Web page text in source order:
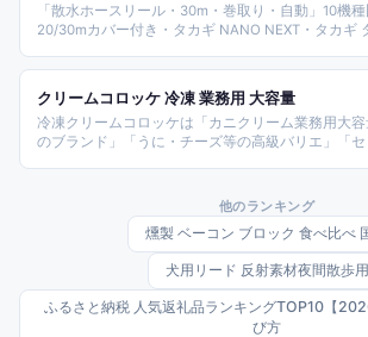
「散水ホースリール・30m・巻取り・自動」10機
20/30mカバー付き・タカギ NANO NEXT・タカギ
イリス ねじれ強度3倍・グットライフ バラ鋳物・
ニアス30/20・グリーンライフ スチールHR-Sなど
クリームコロッケ 冷凍 業務用 大容量
冷凍クリームコロッケは「カニクリーム業務用大
のブランド」「うに・チーズ等の高級バリエ」「セ
他のランキング
燻製 ベーコン ブロック 食べ比べ
犬用リード 反射素材夜間散歩用
ふるさと納税 人気返礼品ランキングTOP10【
び方